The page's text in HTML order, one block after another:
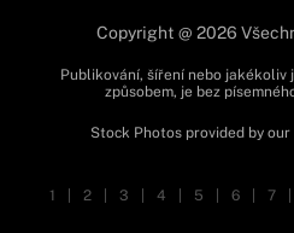
Copyright @ 2026
Publikování, šíření nebo jakékoliv
způsobem, je bez
Stock Photos provided by
1 2 3 4 5 6 7